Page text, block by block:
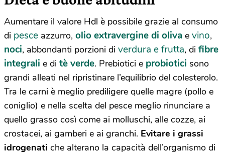
Aumentare il valore Hdl è possibile grazie al consumo
di pesce azzurro, olio extravergine di oliva e vino,
noci, abbondanti porzioni di verdura e frutta, di fibre
integrali e di tè verde. Prebiotici e probiotici sono
grandi alleati nel ripristinare l’equilibrio del colesterolo.
Tra le carni è meglio prediligere quelle magre (pollo e
coniglio) e nella scelta del pesce meglio rinunciare a
quello grasso così come ai molluschi, alle cozze, ai
crostacei, ai gamberi e ai granchi. Evitare i grassi
idrogenati che alterano la capacità dell’organismo di